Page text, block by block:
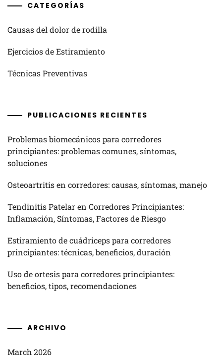
CATEGORÍAS
Causas del dolor de rodilla
Ejercicios de Estiramiento
Técnicas Preventivas
PUBLICACIONES RECIENTES
Problemas biomecánicos para corredores
principiantes: problemas comunes, síntomas,
soluciones
Osteoartritis en corredores: causas, síntomas, manejo
Tendinitis Patelar en Corredores Principiantes:
Inflamación, Síntomas, Factores de Riesgo
Estiramiento de cuádriceps para corredores
principiantes: técnicas, beneficios, duración
Uso de ortesis para corredores principiantes:
beneficios, tipos, recomendaciones
ARCHIVO
March 2026